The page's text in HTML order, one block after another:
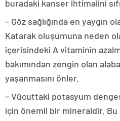
buradaki kanser ihtimalini
– Göz sağlığında en yaygın
Katarak oluşumuna neden
içerisindeki A vitaminin
bakımından zengin olan
yaşanmasını önler.
– Vücuttaki potasyum
için önemli bir mineraldir. Bu